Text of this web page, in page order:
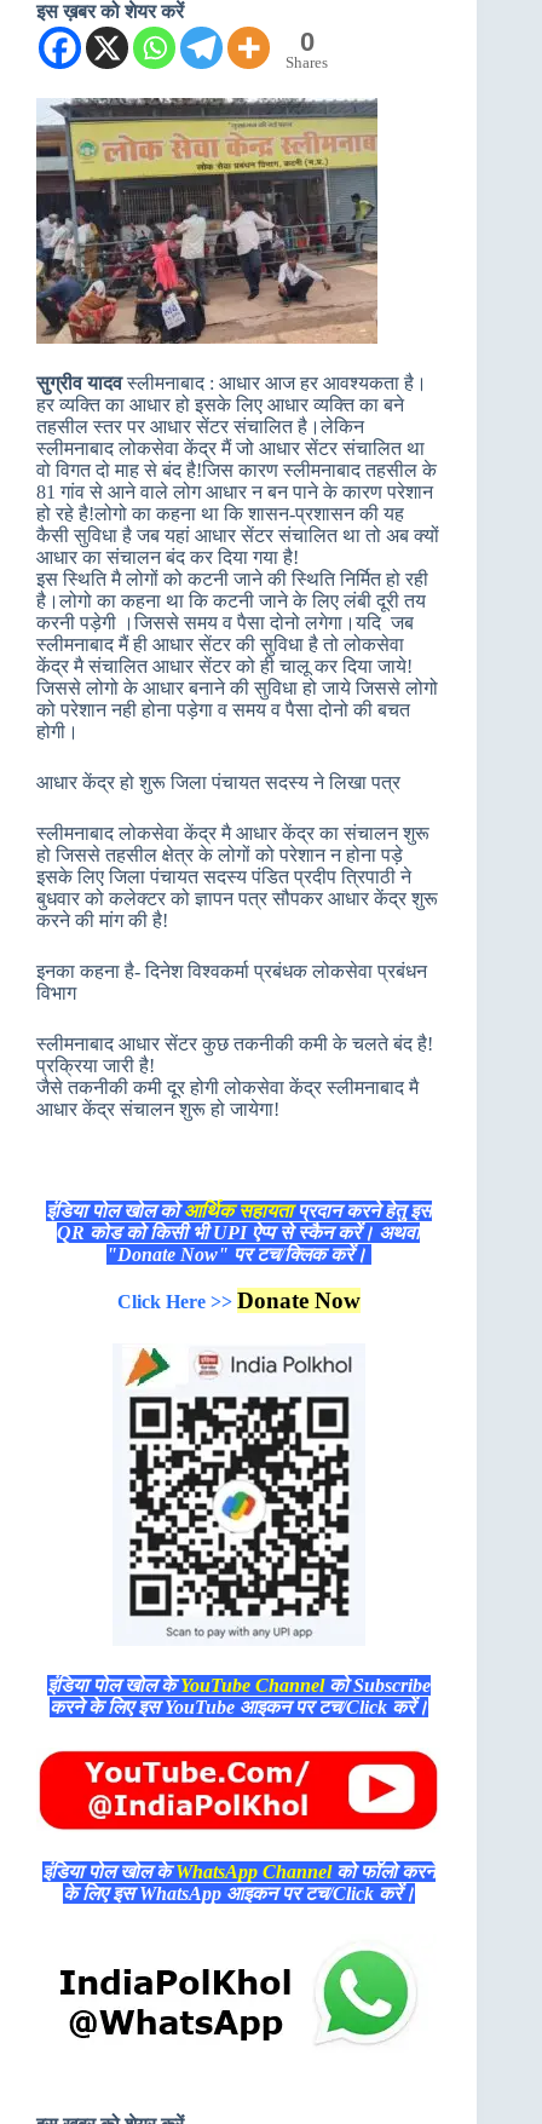
इस ख़बर को शेयर करें
0
Shares
सुग्रीव यादवस्लीमनाबाद : आधार आज हर आवश्यकता है।
हर व्यक्ति का आधार हो इसके लिए आधार व्यक्ति का बने
तहसील स्तर पर आधार सेंटर संचालित है।लेकिन
स्लीमनाबाद लोकसेवा केंद्र मैं जो आधार सेंटर संचालित था
वो विगत दो माह से बंद है!जिस कारण स्लीमनाबाद तहसील के
81 गांव से आने वाले लोग आधार न बन पाने के कारण परेशान
हो रहे है!लोगो का कहना था कि शासन-प्रशासन की यह
कैसी सुविधा है जब यहां आधार सेंटर संचालित था तो अब क्यों
आधार का संचालन बंद कर दिया गया है!
इस स्थिति मै लोगों को कटनी जाने की स्थिति निर्मित हो रही
है।लोगो का कहना था कि कटनी जाने के लिए लंबी दूरी तय
करनी पड़ेगी ।जिससे समय व पैसा दोनो लगेगा।यदि जब
स्लीमनाबाद मैं ही आधार सेंटर की सुविधा है तो लोकसेवा
केंद्र मै संचालित आधार सेंटर को ही चालू कर दिया जाये!
जिससे लोगो के आधार बनाने की सुविधा हो जाये जिससे लोगो
को परेशान नही होना पड़ेगा व समय व पैसा दोनो की बचत
होगी।
आधार केंद्र हो शुरू जिला पंचायत सदस्य ने लिखा पत्र
स्लीमनाबाद लोकसेवा केंद्र मै आधार केंद्र का संचालन शुरू
हो जिससे तहसील क्षेत्र के लोगों को परेशान न होना पड़े
इसके लिए जिला पंचायत सदस्य पंडित प्रदीप त्रिपाठी ने
बुधवार को कलेक्टर को ज्ञापन पत्र सौपकर आधार केंद्र शुरू
करने की मांग की है!
इनका कहना है- दिनेश विश्वकर्मा प्रबंधक लोकसेवा प्रबंधन
विभाग
स्लीमनाबाद आधार सेंटर कुछ तकनीकी कमी के चलते बंद है!
प्रक्रिया जारी है!
जैसे तकनीकी कमी दूर होगी लोकसेवा केंद्र स्लीमनाबाद मै
आधार केंद्र संचालन शुरू हो जायेगा!
इंडिया पोल खोल कोआर्थिक सहायताप्रदान करने हेतु इस
QR कोड को किसी भी UPI ऐप्प से स्कैन करें। अथवा
"Donate Now" पर टच/क्लिक करें।
Click Here >> Donate Now
इंडिया पोल खोल केYouTube Channelको Subscribe
करने के लिए इस YouTube आइकन पर टच/Click करें।
इंडिया पोल खोल केWhatsApp Channelको फॉलो करने
के लिए इस WhatsApp आइकन पर टच/Click करें।